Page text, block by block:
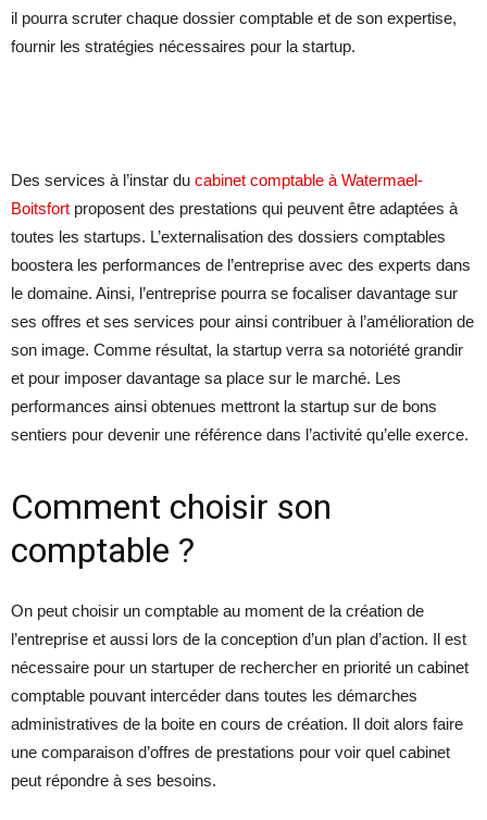
il pourra scruter chaque dossier comptable et de son expertise,
fournir les stratégies nécessaires pour la startup.
Des services à l’instar du cabinet comptable à Watermael-
Boitsfort proposent des prestations qui peuvent être adaptées à
toutes les startups. L’externalisation des dossiers comptables
boostera les performances de l’entreprise avec des experts dans
le domaine. Ainsi, l’entreprise pourra se focaliser davantage sur
ses offres et ses services pour ainsi contribuer à l’amélioration de
son image. Comme résultat, la startup verra sa notoriété grandir
et pour imposer davantage sa place sur le marché. Les
performances ainsi obtenues mettront la startup sur de bons
sentiers pour devenir une référence dans l’activité qu’elle exerce.
Comment choisir son
comptable ?
On peut choisir un comptable au moment de la création de
l’entreprise et aussi lors de la conception d’un plan d’action. Il est
nécessaire pour un startuper de rechercher en priorité un cabinet
comptable pouvant intercéder dans toutes les démarches
administratives de la boite en cours de création. Il doit alors faire
une comparaison d’offres de prestations pour voir quel cabinet
peut répondre à ses besoins.